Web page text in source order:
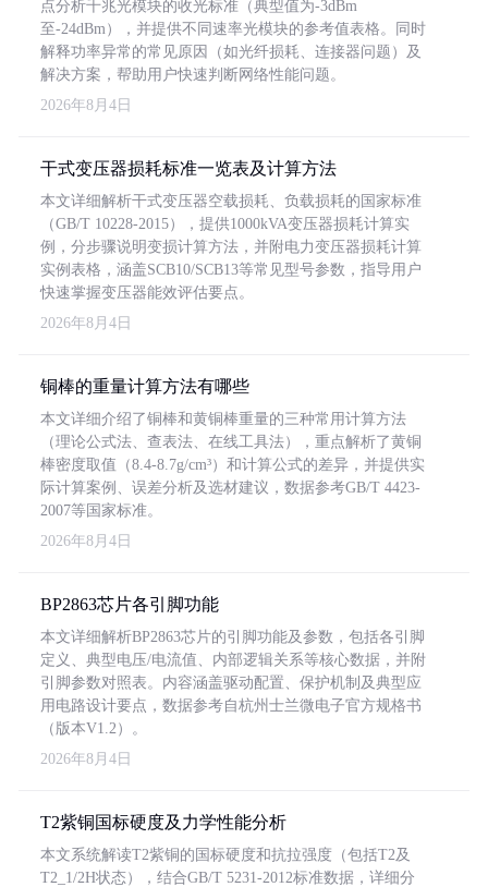
点分析千兆光模块的收光标准（典型值为-3dBm
至-24dBm），并提供不同速率光模块的参考值表格。同时
解释功率异常的常见原因（如光纤损耗、连接器问题）及
解决方案，帮助用户快速判断网络性能问题。
2026年8月4日
干式变压器损耗标准一览表及计算方法
本文详细解析干式变压器空载损耗、负载损耗的国家标准
（GB/T 10228-2015），提供1000kVA变压器损耗计算实
例，分步骤说明变损计算方法，并附电力变压器损耗计算
实例表格，涵盖SCB10/SCB13等常见型号参数，指导用户
快速掌握变压器能效评估要点。
2026年8月4日
铜棒的重量计算方法有哪些
本文详细介绍了铜棒和黄铜棒重量的三种常用计算方法
（理论公式法、查表法、在线工具法），重点解析了黄铜
棒密度取值（8.4-8.7g/cm³）和计算公式的差异，并提供实
际计算案例、误差分析及选材建议，数据参考GB/T 4423-
2007等国家标准。
2026年8月4日
BP2863芯片各引脚功能
本文详细解析BP2863芯片的引脚功能及参数，包括各引脚
定义、典型电压/电流值、内部逻辑关系等核心数据，并附
引脚参数对照表。内容涵盖驱动配置、保护机制及典型应
用电路设计要点，数据参考自杭州士兰微电子官方规格书
（版本V1.2）。
2026年8月4日
T2紫铜国标硬度及力学性能分析
本文系统解读T2紫铜的国标硬度和抗拉强度（包括T2及
T2_1/2H状态），结合GB/T 5231-2012标准数据，详细分